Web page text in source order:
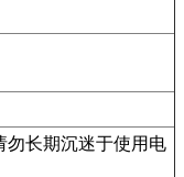
勿长期沉迷于使用电